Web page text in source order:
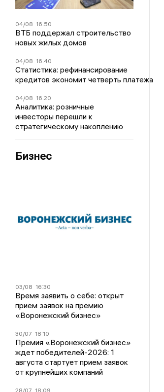
04/08 16:50
ВТБ поддержал строительство
новых жилых домов
04/08 16:40
Статистика: рефинансирование
кредитов экономит четверть платежа
04/08 16:20
Аналитика: розничные
инвесторы перешли к
стратегическому накоплению
Бизнес
03/08 16:30
Время заявить о себе: открыт
прием заявок на премию
«Воронежский бизнес»
30/07 18:10
Премия «Воронежский бизнес»
ждет победителей-2026: 1
августа стартует прием заявок
от крупнейших компаний
28/07 18:09